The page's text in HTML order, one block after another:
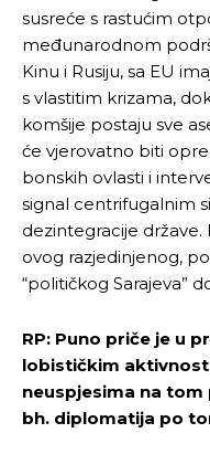
susreće s rastućim
međunarodnom
Kinu i Rusiju, sa EU
s vlastitim krizama,
komšije postaju sve
će vjerovatno biti
bonskih ovlasti i
signal centrifugalnim
dezintegracije
ovog razjedinjenog,
“političkog Sarajeva”
RP: Puno priče je u
lobističkim
neuspjesima na tom
bh. diplomatija po